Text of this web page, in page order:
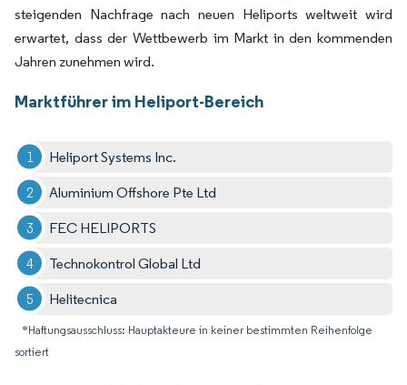
steigenden Nachfrage nach neuen Heliports weltweit wird
erwartet, dass der Wettbewerb im Markt in den kommenden
Jahren zunehmen wird.
Marktführer im Heliport-Bereich
Heliport Systems Inc.
Aluminium Offshore Pte Ltd
FEC HELIPORTS
Technokontrol Global Ltd
Helitecnica
*Haftungsausschluss: Hauptakteure in keiner bestimmten Reihenfolge
sortiert